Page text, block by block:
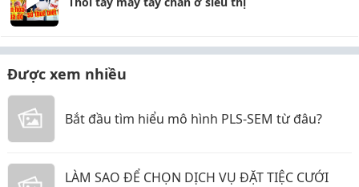
Được xem nhiều
Bắt đầu tìm hiểu mô hình PLS-SEM từ đâu?
LÀM SAO ĐỂ CHỌN DỊCH VỤ ĐẶT TIỆC CƯỚI